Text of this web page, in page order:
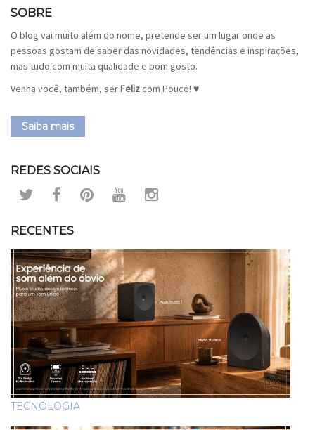
SOBRE
O blog vai muito além do nome, pretende ser um lugar onde as
pessoas gostam de saber das novidades, tendências e inspirações,
mas tudo com muita qualidade e bom gosto.
Venha você, também, serFelizcom Pouco! ♥
Saiba mais
REDES SOCIAIS
RECENTES
TECNOLOGIA